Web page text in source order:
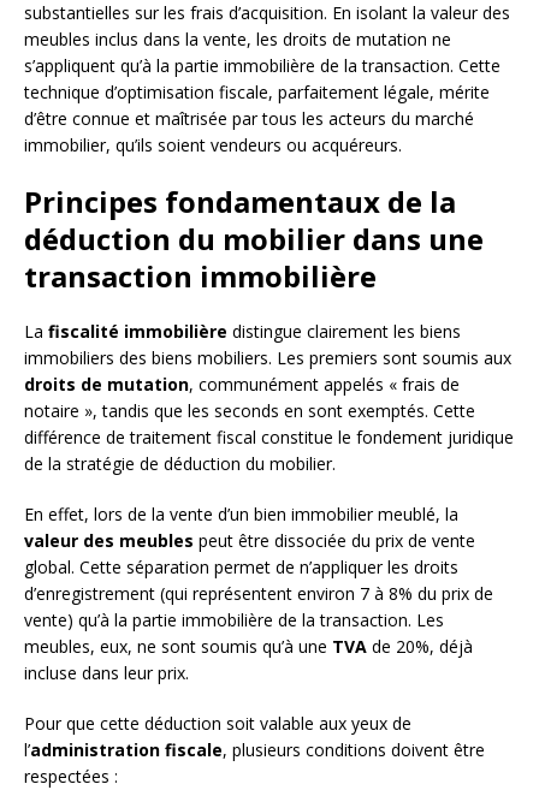
substantielles sur les frais d’acquisition. En isolant la valeur des
meubles inclus dans la vente, les droits de mutation ne
s’appliquent qu’à la partie immobilière de la transaction. Cette
technique d’optimisation fiscale, parfaitement légale, mérite
d’être connue et maîtrisée par tous les acteurs du marché
immobilier, qu’ils soient vendeurs ou acquéreurs.
Principes fondamentaux de la
déduction du mobilier dans une
transaction immobilière
La fiscalité immobilière distingue clairement les biens
immobiliers des biens mobiliers. Les premiers sont soumis aux
droits de mutation, communément appelés « frais de
notaire », tandis que les seconds en sont exemptés. Cette
différence de traitement fiscal constitue le fondement juridique
de la stratégie de déduction du mobilier.
En effet, lors de la vente d’un bien immobilier meublé, la
valeur des meubles peut être dissociée du prix de vente
global. Cette séparation permet de n’appliquer les droits
d’enregistrement (qui représentent environ 7 à 8% du prix de
vente) qu’à la partie immobilière de la transaction. Les
meubles, eux, ne sont soumis qu’à une TVA de 20%, déjà
incluse dans leur prix.
Pour que cette déduction soit valable aux yeux de
l’administration fiscale, plusieurs conditions doivent être
respectées :